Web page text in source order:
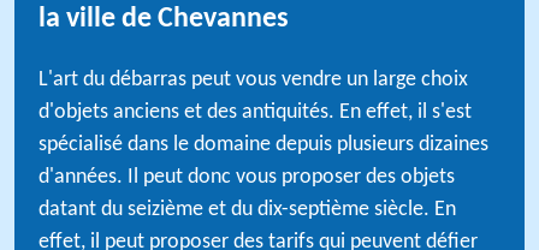
la ville de Chevannes
L'art du débarras peut vous vendre un large choix
d'objets anciens et des antiquités. En effet, il s'est
spécialisé dans le domaine depuis plusieurs dizaines
d'années. Il peut donc vous proposer des objets
datant du seizième et du dix-septième siècle. En
effet, il peut proposer des tarifs qui peuvent défier